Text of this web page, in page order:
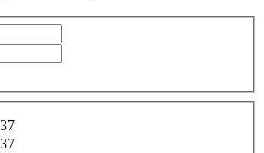
37
37